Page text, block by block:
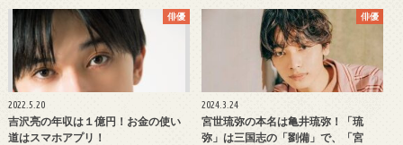
俳優
2022.5.20
吉沢亮の年収は１億円！お金の使い
道はスマホアプリ！
俳優
2024.3.24
宮世琉弥の本名は亀井琉弥！「琉
弥」は三国志の「劉備」で、「宮